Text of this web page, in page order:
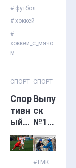
# футбол
# хоккей
#
хоккей_с_мячо
м
СПОРТ
Спор
тивн
ый
дайд
жест
СПОРТ
Выпу
ск
№14
(212)
#ТМК